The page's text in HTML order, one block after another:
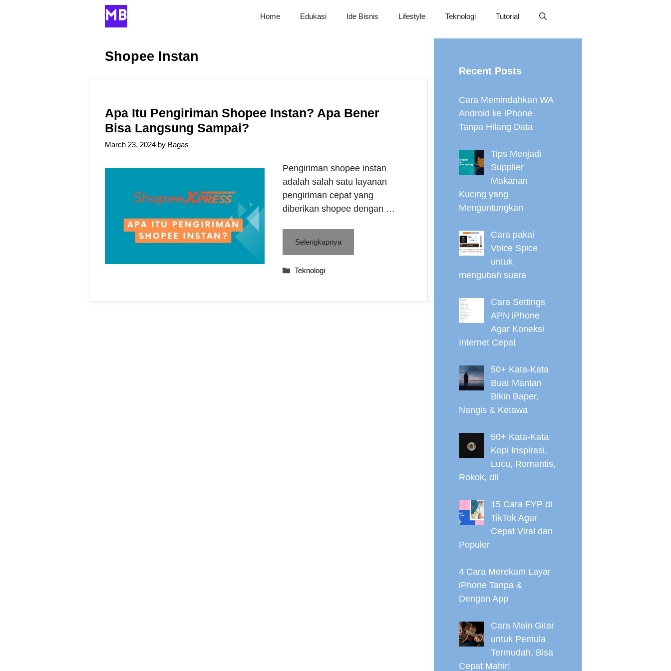
Home Edukasi Ide Bisnis Lifestyle Teknologi Tutorial
Shopee Instan
Apa Itu Pengiriman Shopee Instan? Apa Bener
Bisa Langsung Sampai?
March 23, 2024 by Bagas
Pengiriman shopee instan
adalah salah satu layanan
pengiriman cepat yang
diberikan shopee dengan …
Selengkapnya
Categories
Teknologi
Recent Posts
Cara Memindahkan WA
Android ke iPhone
Tanpa Hilang Data
Tips Menjadi
Supplier
Makanan
Kucing yang
Menguntungkan
Cara pakai
Voice Spice
untuk
mengubah suara
Cara Settings
APN iPhone
Agar Koneksi
Internet Cepat
50+ Kata-Kata
Buat Mantan
Bikin Baper,
Nangis & Ketawa
50+ Kata-Kata
Kopi Inspirasi,
Lucu, Romantis,
Rokok, dll
15 Cara FYP di
TikTok Agar
Cepat Viral dan
Populer
4 Cara Merekam Layar
iPhone Tanpa &
Dengan App
Cara Main Gitar
untuk Pemula
Termudah, Bisa
Cepat Mahir!